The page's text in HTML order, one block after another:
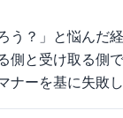
？」と悩んだ
側と受け取る側
ナーを基に失敗